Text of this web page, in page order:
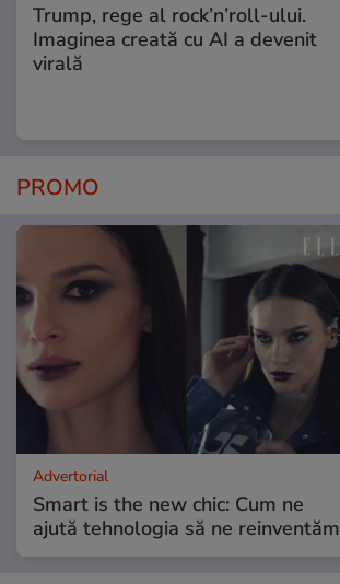
Trump, rege al rock’n’roll-ului.
Imaginea creată cu AI a devenit
virală
PROMO
Advertorial
Smart is the new chic: Cum ne
ajută tehnologia să ne reinventăm